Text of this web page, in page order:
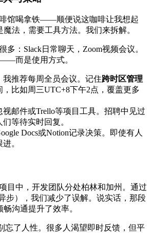
馆喝拿铁——顺便说这咖啡让我想起
魔法，需要工具方法。我们来拆解。
多：Slack日常聊天，Zoom视频会议。
而是使用方式。
我推荐每周全员会议。记住跨时区管理
，比如周三UTC+8下午2点，覆盖更多
视邮件或Trello等项目工具。招聘中见过
等待实时回复。
Docs或Notion记录决策。即使有人
。
目中，开发团队分处柏林和加州。通过
步），我们减少了误解。说实话，那段
沟通提升了效率。
忘了人性。很多人渴望即时反馈，但平